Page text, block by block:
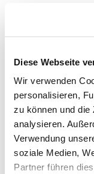
Diese Webseite
Wir verwenden
personalisieren,
zu können und die
analysieren.
Verwendung
soziale Medien,
Partner führen
Sie steht in
in seiner
Juliana von
Mystikerin